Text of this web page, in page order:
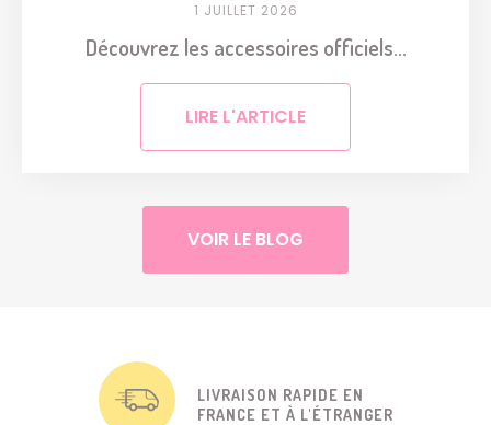
1 JUILLET 2026
Découvrez les accessoires officiels...
LIRE L'ARTICLE
VOIR LE BLOG
LIVRAISON RAPIDE EN
FRANCE ET À L'ÉTRANGER